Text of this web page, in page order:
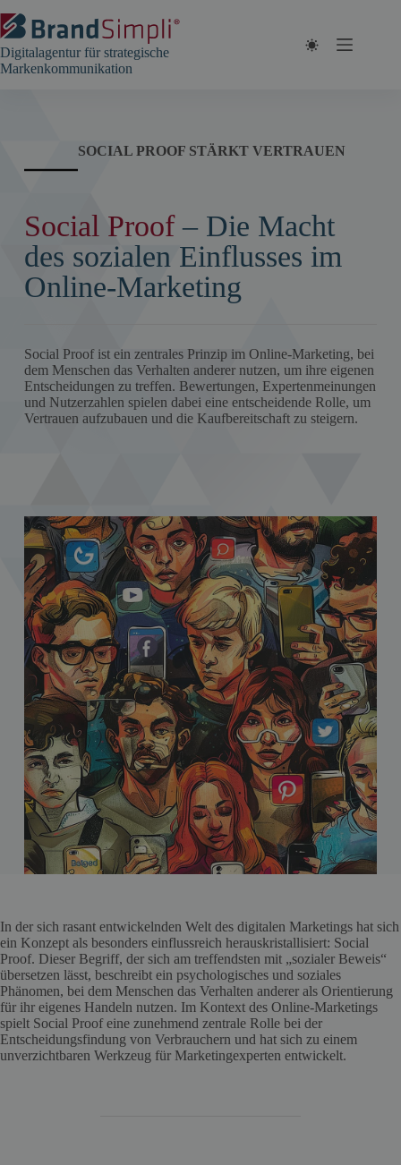
Inhalt
springen
Digitalagentur für strategische
Markenkommunikation
SOCIAL PROOF STÄRKT VERTRAUEN
Social Proof– Die Macht
des sozialen Einflusses im
Online-Marketing
Social Proof ist ein zentrales Prinzip im Online-Marketing, bei
dem Menschen das Verhalten anderer nutzen, um ihre eigenen
Entscheidungen zu treffen. Bewertungen, Expertenmeinungen
und Nutzerzahlen spielen dabei eine entscheidende Rolle, um
Vertrauen aufzubauen und die Kaufbereitschaft zu steigern.
In der sich rasant entwickelnden Welt des digitalen Marketings hat sich
ein Konzept als besonders einflussreich herauskristallisiert: Social
Proof. Dieser Begriff, der sich am treffendsten mit „sozialer Beweis“
übersetzen lässt, beschreibt ein psychologisches und soziales
Phänomen, bei dem Menschen das Verhalten anderer als Orientierung
für ihr eigenes Handeln nutzen. Im Kontext des Online-Marketings
spielt Social Proof eine zunehmend zentrale Rolle bei der
Entscheidungsfindung von Verbrauchern und hat sich zu einem
unverzichtbaren Werkzeug für Marketingexperten entwickelt.